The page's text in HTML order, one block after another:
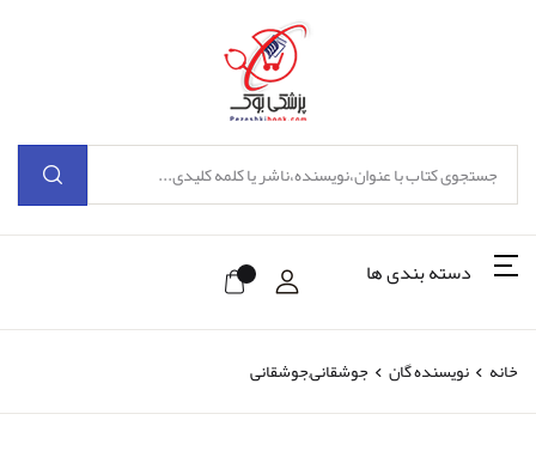
دسته بندی ها
خانه نویسنده گان جوشقانی,جوشقانی